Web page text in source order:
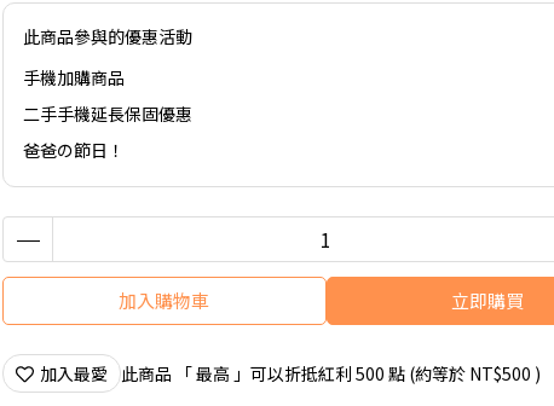
此商品參與的優惠活動
手機加購商品
二手手機延長保固優惠
爸爸の節日！
加入購物車 立即購買
加入最愛 此商品 「 最高 」可以折抵紅利 500 點 (約等於 NT$500 )